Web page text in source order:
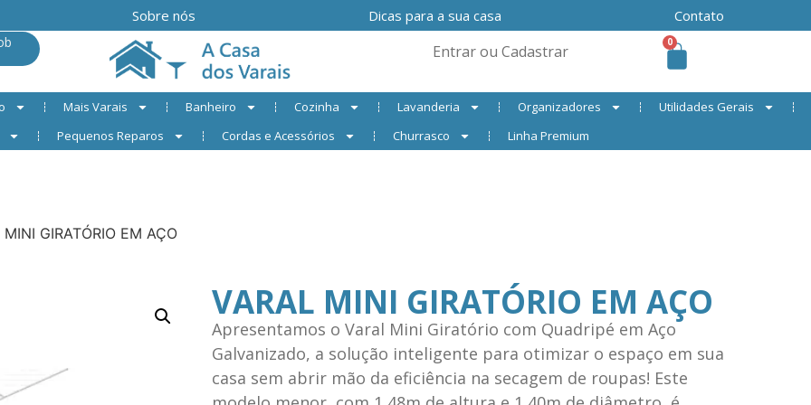
Sobre nós Dicas para a sua casa Contato
Entrar ou Cadastrar 0
Mais Varais Banheiro Cozinha Lavanderia Organizadores
Utilidades Gerais
Pequenos Reparos Cordas e Acessórios Churrasco Linha Premium
GIRATÓRIO EM AÇO
VARAL MINI GIRATÓRIO EM AÇO
Apresentamos o Varal Mini Giratório com Quadripé em Aço
Galvanizado, a solução inteligente para otimizar o espaço em sua
casa sem abrir mão da eficiência na secagem de roupas! Este